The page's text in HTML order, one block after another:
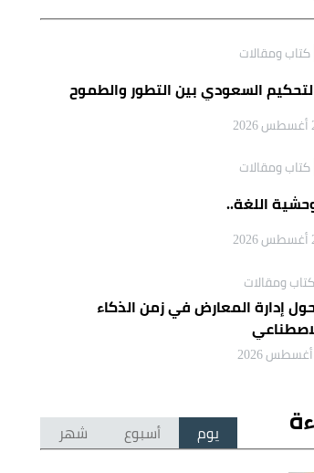
كتاب ومقالات
السعودي بين التطور والطموح
كتاب ومقالات
اللغة..
كتاب ومقالات
إدارة المعارض في زمن الذكاء
يوم أسبوع شهر